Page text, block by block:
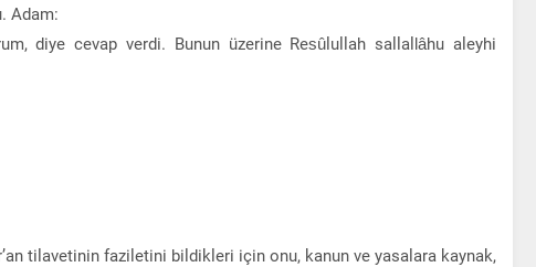
Adam:
diye cevap verdi. Bunun üzerine Resûlullah sallallâhu aleyhi
tilavetinin faziletini bildikleri için onu, kanun ve yasalara kaynak,